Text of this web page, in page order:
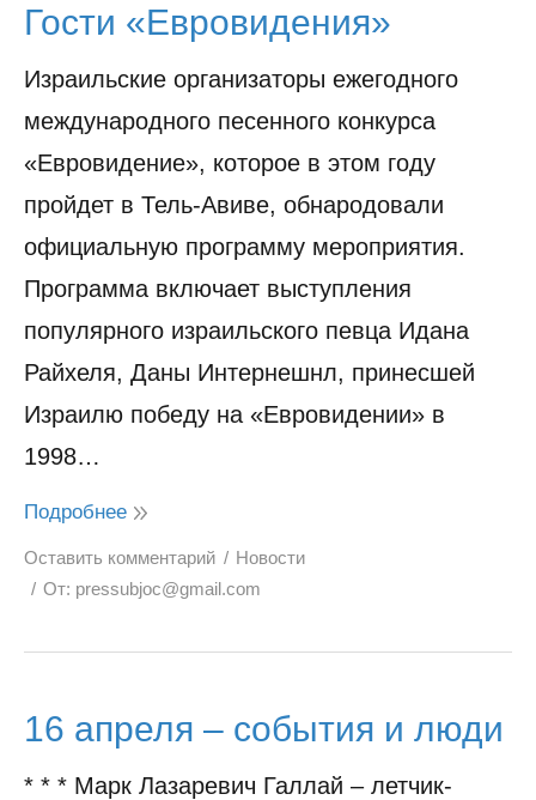
Гости «Евровидения»
Израильские организаторы ежегодного
международного песенного конкурса
«Евровидение», которое в этом году
пройдет в Тель-Авиве, обнародовали
официальную программу мероприятия.
Программа включает выступления
популярного израильского певца Идана
Райхеля, Даны Интернешнл, принесшей
Израилю победу на «Евровидении» в
1998…
Подробнее
Оставить комментарий
Новости
От: pressubjoc@gmail.com
16 апреля – события и люди
* * * Марк Лазаревич Галлай – летчик-